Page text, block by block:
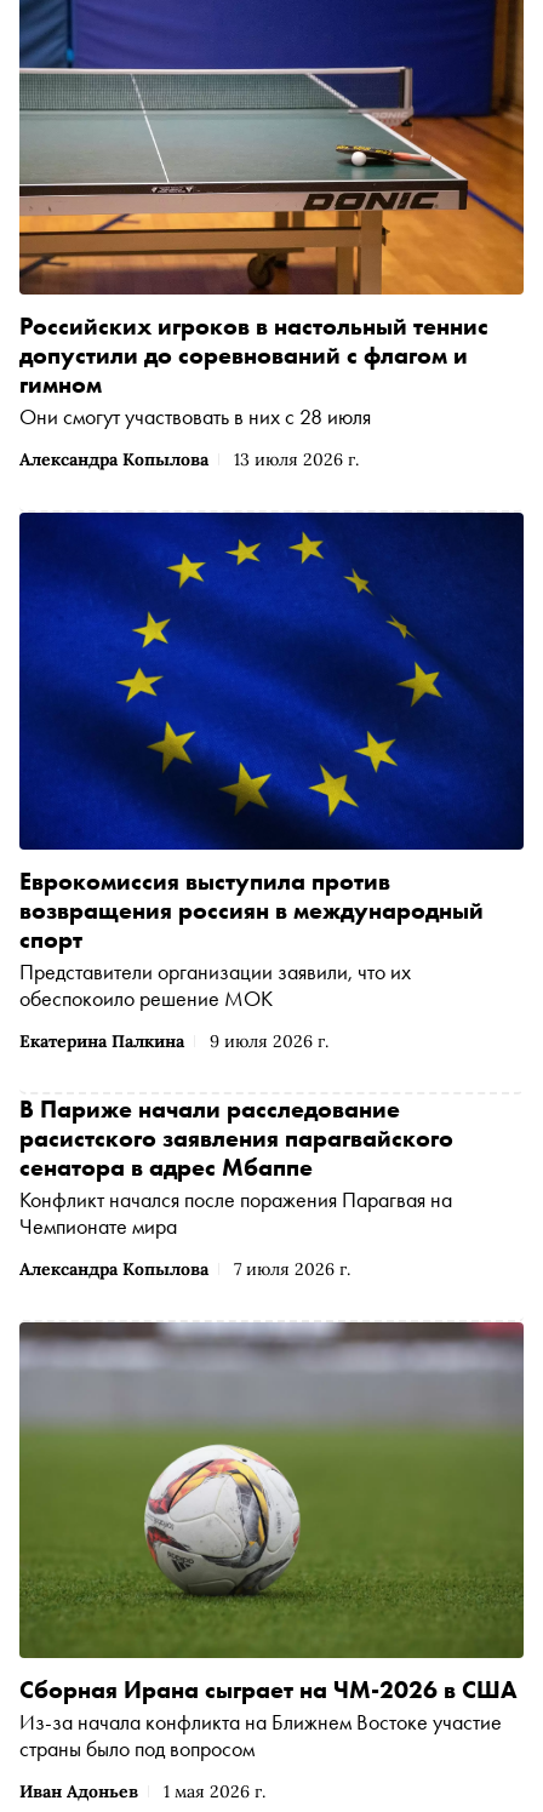
Александра Копылова 13 июля 2026 г.
Российских игроков в настольный теннис
допустили до соревнований с флагом и
гимном
Они смогут участвовать в них с 28 июля
Екатерина Палкина 9 июля 2026 г.
Еврокомиссия выступила против
возвращения россиян в международный
спорт
Представители организации заявили, что их
обеспокоило решение МОК
Александра Копылова 7 июля 2026 г.
В Париже начали расследование
расистского заявления парагвайского
сенатора в адрес Мбаппе
Конфликт начался после поражения Парагвая на
Чемпионате мира
Иван Адоньев 1 мая 2026 г.
Сборная Ирана сыграет на ЧМ-2026 в США
Из-за начала конфликта на Ближнем Востоке участие
страны было под вопросом